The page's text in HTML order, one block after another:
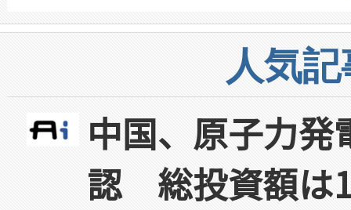
人気
中国、原子力
認 総投資額は